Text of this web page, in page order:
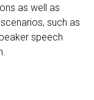
as well as
such as
speech